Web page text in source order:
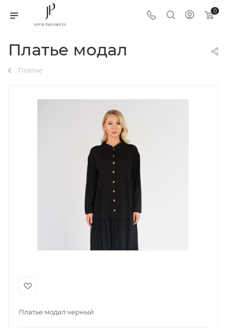
0
Платье модал
Платье
Платье модал черный